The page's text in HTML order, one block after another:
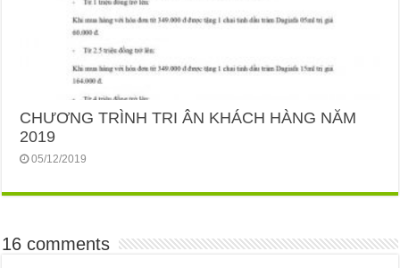
CHƯƠNG TRÌNH TRI ÂN KHÁCH HÀNG NĂM
2019
05/12/2019
16 comments